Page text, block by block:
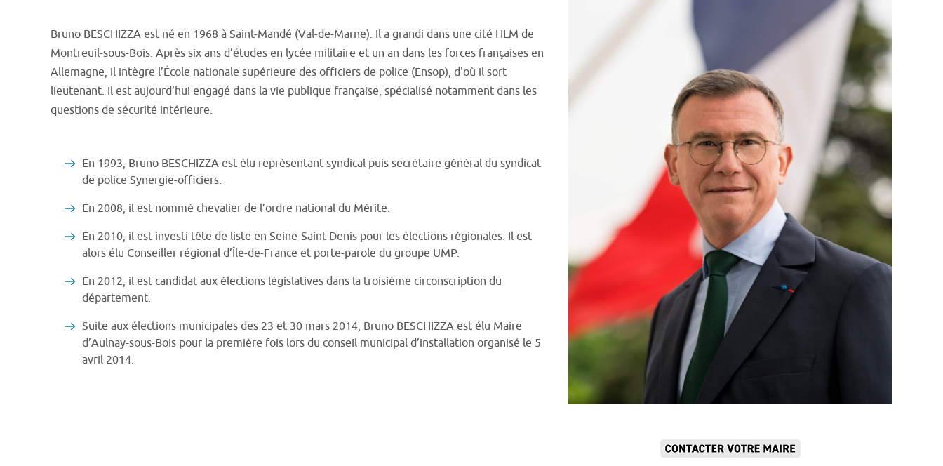
Bruno BESCHIZZA est né en 1968 à Saint-Mandé (Val-de-Marne). Il a grandi dans une cité HLM de
Montreuil-sous-Bois. Après six ans d’études en lycée militaire et un an dans les forces françaises en
Allemagne, il intègre l’École nationale supérieure des officiers de police (Ensop), d'où il sort
lieutenant. Il est aujourd’hui engagé dans la vie publique française, spécialisé notamment dans les
questions de sécurité intérieure.
En 1993, Bruno BESCHIZZA est élu représentant syndical puis secrétaire général du syndicat
de police Synergie-officiers.
En 2008, il est nommé chevalier de l’ordre national du Mérite.
En 2010, il est investi tête de liste en Seine-Saint-Denis pour les élections régionales. Il est
alors élu Conseiller régional d’Île-de-France et porte-parole du groupe UMP.
En 2012, il est candidat aux élections législatives dans la troisième circonscription du
département.
Suite aux élections municipales des 23 et 30 mars 2014, Bruno BESCHIZZA est élu Maire
d’Aulnay-sous-Bois pour la première fois lors du conseil municipal d’installation organisé le 5
avril 2014.